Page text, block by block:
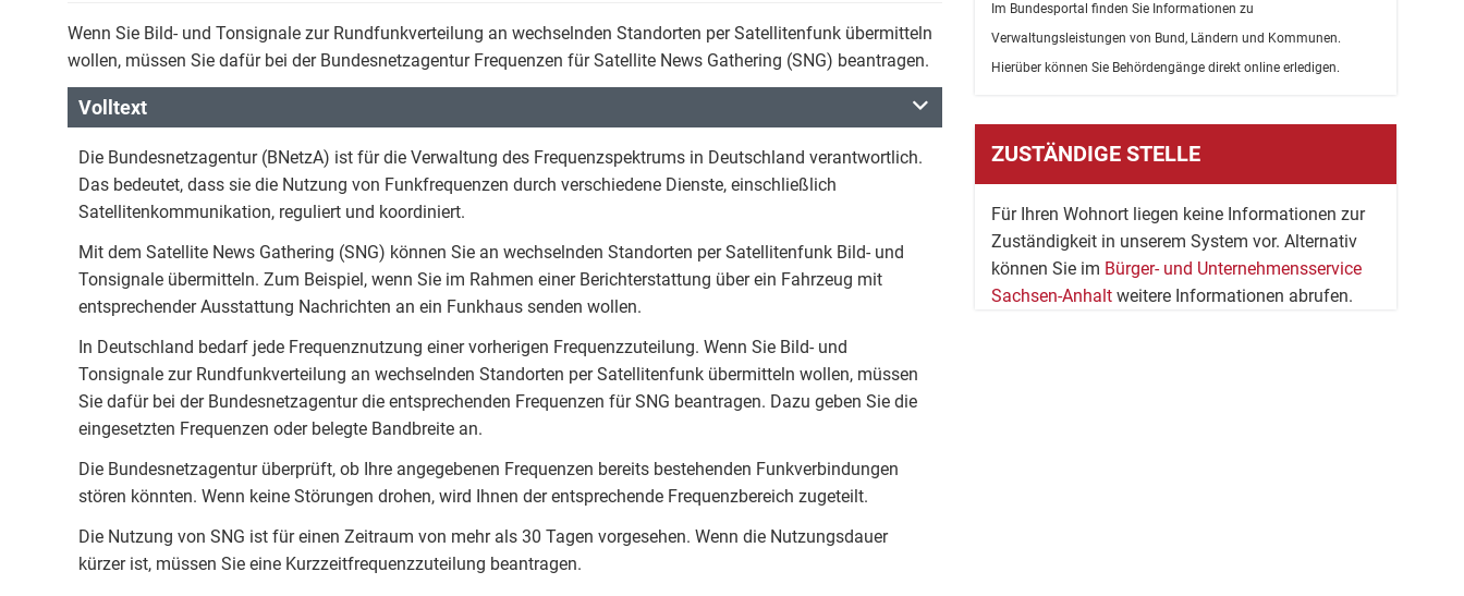
Wenn Sie Bild- und Tonsignale zur Rundfunkverteilung an wechselnden Standorten per Satellitenfunk übermitteln
wollen, müssen Sie dafür bei der Bundesnetzagentur Frequenzen für Satellite News Gathering (SNG) beantragen.
Volltext
Die Bundesnetzagentur (BNetzA) ist für die Verwaltung des Frequenzspektrums in Deutschland verantwortlich.
Das bedeutet, dass sie die Nutzung von Funkfrequenzen durch verschiedene Dienste, einschließlich
Satellitenkommunikation, reguliert und koordiniert.
Mit dem Satellite News Gathering (SNG) können Sie an wechselnden Standorten per Satellitenfunk Bild- und
Tonsignale übermitteln. Zum Beispiel, wenn Sie im Rahmen einer Berichterstattung über ein Fahrzeug mit
entsprechender Ausstattung Nachrichten an ein Funkhaus senden wollen.
In Deutschland bedarf jede Frequenznutzung einer vorherigen Frequenzzuteilung. Wenn Sie Bild- und
Tonsignale zur Rundfunkverteilung an wechselnden Standorten per Satellitenfunk übermitteln wollen, müssen
Sie dafür bei der Bundesnetzagentur die entsprechenden Frequenzen für SNG beantragen. Dazu geben Sie die
eingesetzten Frequenzen oder belegte Bandbreite an.
Die Bundesnetzagentur überprüft, ob Ihre angegebenen Frequenzen bereits bestehenden Funkverbindungen
stören könnten. Wenn keine Störungen drohen, wird Ihnen der entsprechende Frequenzbereich zugeteilt.
Die Nutzung von SNG ist für einen Zeitraum von mehr als 30 Tagen vorgesehen. Wenn die Nutzungsdauer
kürzer ist, müssen Sie eine Kurzzeitfrequenzzuteilung beantragen.
Im Bundesportal finden Sie Informationen zu
Verwaltungsleistungen von Bund, Ländern und Kommunen.
Hierüber können Sie Behördengänge direkt online erledigen.
ZUSTÄNDIGE STELLE
Für Ihren Wohnort liegen keine Informationen zur
Zuständigkeit in unserem System vor. Alternativ
können Sie im Bürger- und Unternehmensservice
Sachsen-Anhalt weitere Informationen abrufen.